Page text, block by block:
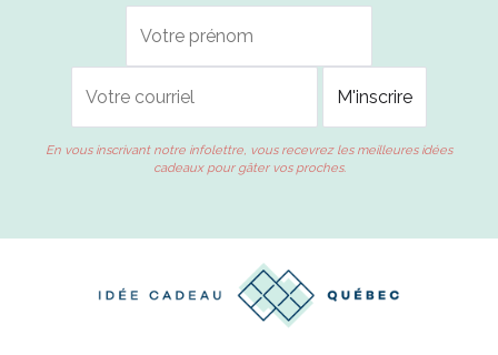
En vous inscrivant notre infolettre, vous recevrez les meilleures idées
cadeaux pour gâter vos proches.